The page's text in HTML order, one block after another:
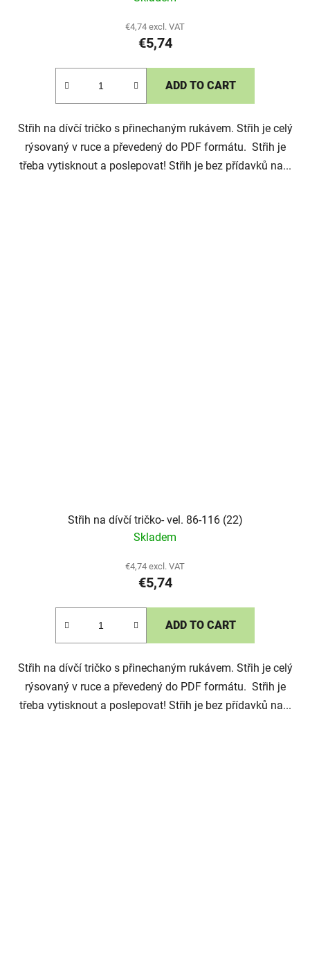
€4,74 excl. VAT
€5,74
ADD TO CART
Střih na dívčí tričko s přinechaným rukávem. Střih je celý
rýsovaný v ruce a převedený do PDF formátu. Střih je
třeba vytisknout a poslepovat! Střih je bez přídavků na...
Střih na dívčí tričko- vel. 86-116 (22)
Skladem
€4,74 excl. VAT
€5,74
ADD TO CART
Střih na dívčí tričko s přinechaným rukávem. Střih je celý
rýsovaný v ruce a převedený do PDF formátu. Střih je
třeba vytisknout a poslepovat! Střih je bez přídavků na...